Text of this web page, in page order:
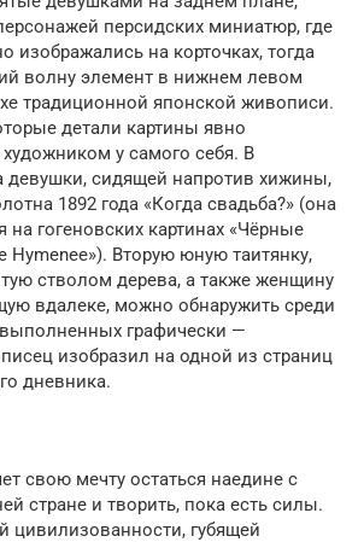
персидских миниатюр, где
изображались на корточках, тогда
волну элемент в нижнем левом
традиционной японской живописи.
детали картины явно
у самого себя. В
девушки, сидящей напротив хижины,
1892 года «Когда свадьба?» (она
на гогеновских картинах «Чёрные
Hymenee»). Вторую юную таитянку,
стволом дерева, а также женщину
вдалеке, можно обнаружить среди
выполненных графически —
изобразил на одной из страниц
дневника.
свою мечту остаться наедине с
стране и творить, пока есть силы.
цивилизованности, губящей